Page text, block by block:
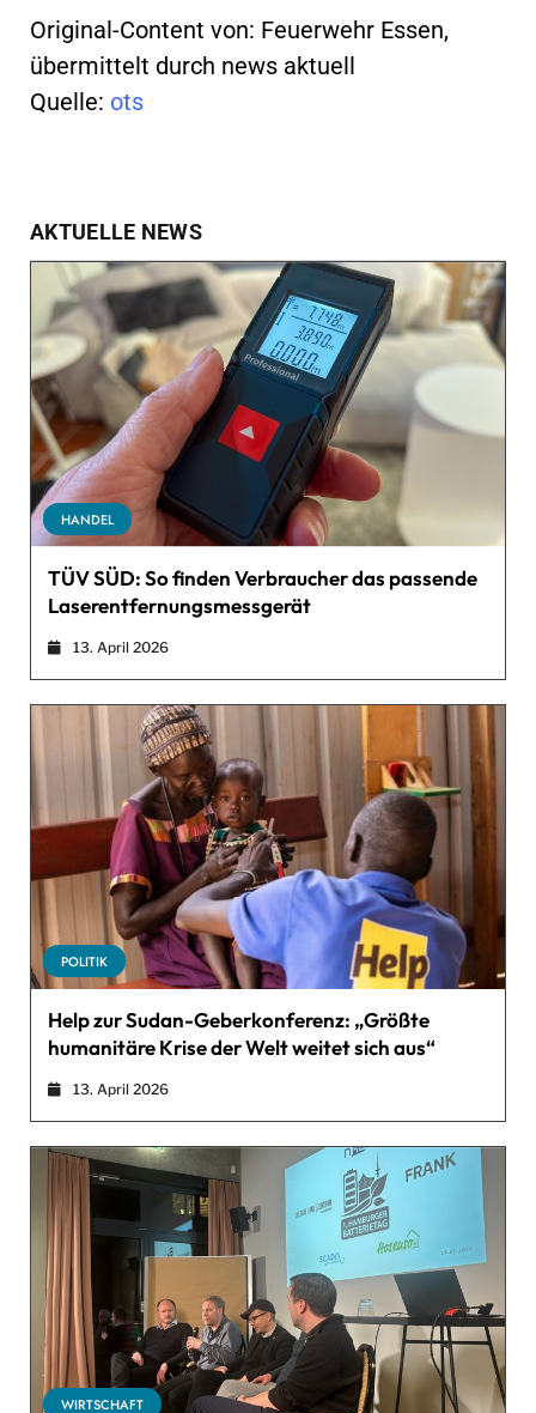
Original-Content von: Feuerwehr Essen,
übermittelt durch news aktuell
Quelle: ots
AKTUELLE NEWS
HANDEL
TÜV SÜD: So finden Verbraucher das passende
Laserentfernungsmessgerät
13. April 2026
POLITIK
Help zur Sudan-Geberkonferenz: „Größte
humanitäre Krise der Welt weitet sich aus“
13. April 2026
WIRTSCHAFT